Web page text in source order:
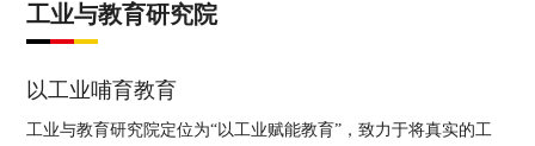
工业与教育研究院
以工业哺育教育
工业与教育研究院定位为“以工业赋能教育”，致力于将真实的工